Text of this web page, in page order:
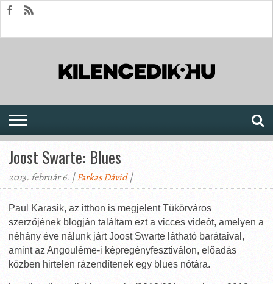
Joost Swarte: Blues
2013. február 6. |Farkas Dávid|
Paul Karasik, az itthon is megjelent Tükörváros
szerzőjének blogján találtam ezt a vicces videót, amelyen a
néhány éve nálunk járt Joost Swarte látható barátaival,
amint az Angouléme-i képregényfesztiválon, előadás
közben hirtelen rázendítenek egy blues nótára.